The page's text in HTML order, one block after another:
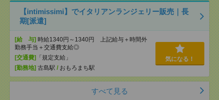
【intimissimi】でイタリアンランジェリー販売｜長
期[派遣]
[給 与] 時給1340円～1340円 上記給与＋時間外
勤務手当＋交通費支給◎
[交通費]
「規定支給」
[勤務地] 古島駅 / おもろまち駅
気になる！
すべて見る